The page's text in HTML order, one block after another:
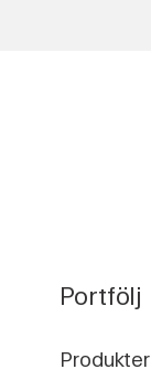
Portfölj
Produkter